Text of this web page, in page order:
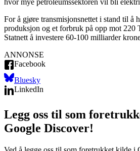
hvor mye petroleumssektoren vil bli
For å gjøre transmisjonsnettet i stand til å
produksjon og et forbruk på opp mot 220
Statnett å investere 60-100 milliarder
ANNONSE
Facebook
Bluesky
LinkedIn
Legg oss til som
Google Discover!